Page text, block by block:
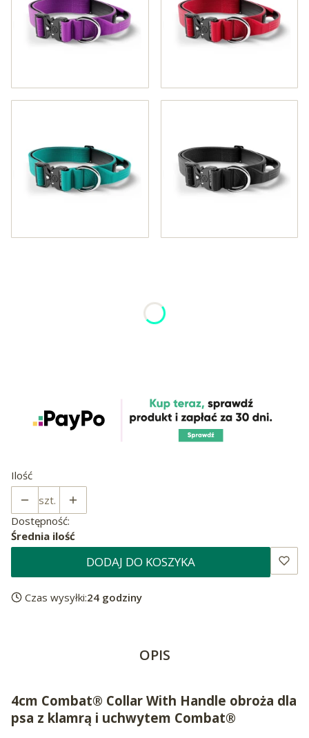
XS 38cm - 45cm OBWÓD SZYI
Ilość
szt.
Dostępność:
Średnia ilość
DODAJ DO KOSZYKA
Czas wysyłki:24 godziny
OPIS
4cm Combat® Collar With Handle obroża dla
psa z klamrą i uchwytem Combat®